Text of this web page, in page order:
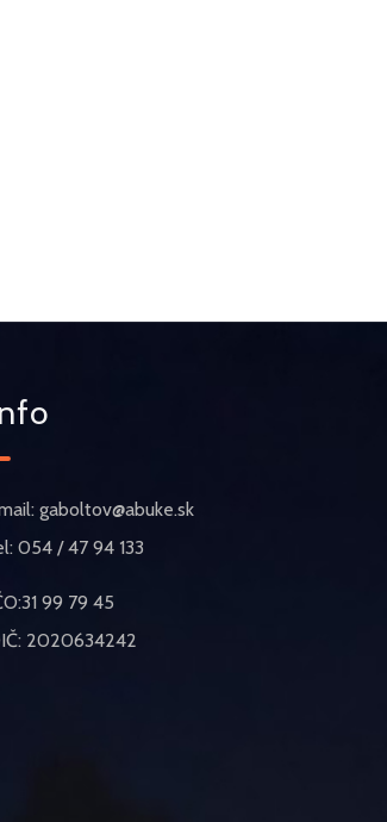
gaboltov@abuke.sk
054 / 47 94 133
99 79 45
2020634242